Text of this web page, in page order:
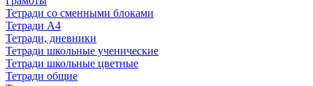
Тетради со сменными блоками
Тетради А4
Тетради, дневники
Тетради школьные ученические
Тетради школьные цветные
Тетради общие